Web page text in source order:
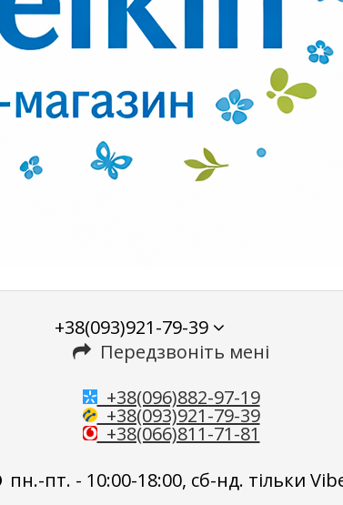
+38(093)921-79-39
Передзвоніть мені
+38(096)882-97-19
+38(093)921-79-39
+38(066)811-71-81
пн.-пт. - 10:00-18:00, сб-нд. тільки